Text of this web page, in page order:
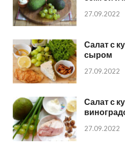
27.09.2022
Салат с
сыром
27.09.2022
Салат с
27.09.2022